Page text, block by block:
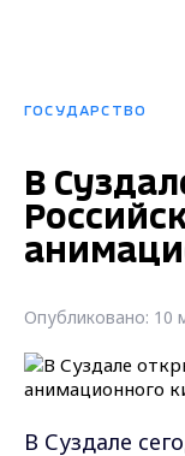
ГОСУДАРСТВО
В
Опубликовано: 10
В Суздале